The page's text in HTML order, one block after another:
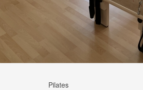
Pilates